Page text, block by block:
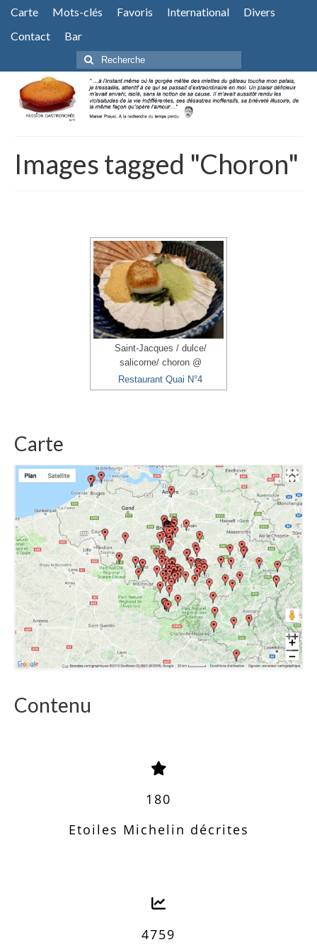
Carte Mots-clés Favoris International
Divers
Contact
Bar
Rechercher
:
Images tagged "Choron"
Saint-Jacques / dulce/
salicorne/ choron @
Restaurant Quai N°4
Carte
Contenu
180
Etoiles Michelin décrites
4759